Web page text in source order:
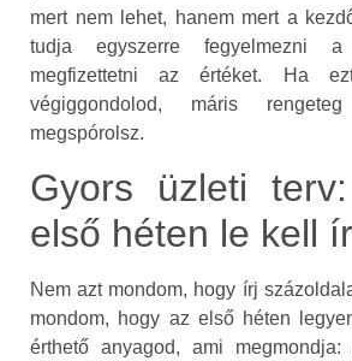
mert nem lehet, hanem mert a
tudja egyszerre fegyelmezni
megfizettetni az értéket. Ha
végiggondolod, máris
megspórolsz.
Gyors üzleti
első héten le kell
Nem azt mondom, hogy írj
mondom, hogy az első héten
érthető anyagod, ami